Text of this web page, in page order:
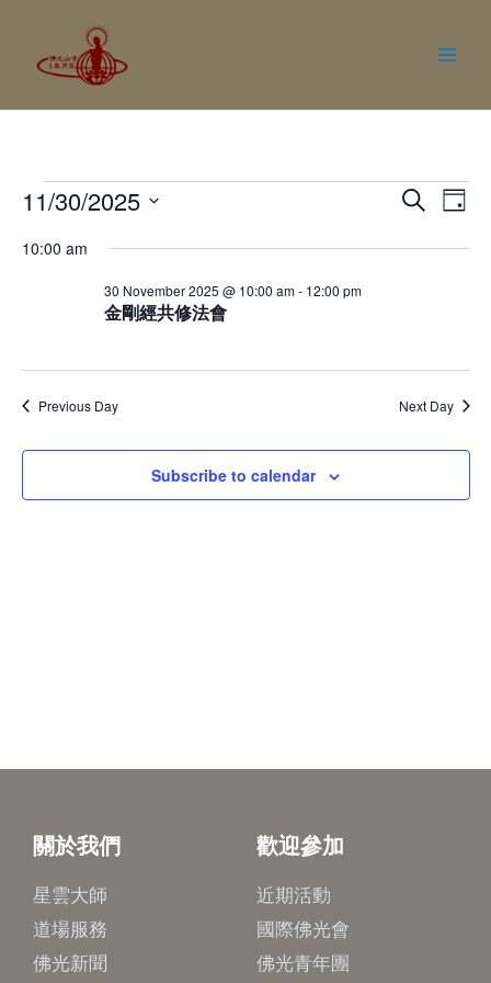
Events
Search
Day
11/30/2025
date.
10:00 am
金剛經共修法會
30 November 2025 @ 10:00 am- 12:00 pm
Previous Day Next Day
Subscribe to calendar
關於我們
星雲大師
道場服務
佛光新聞
歡迎參加
近期活動
國際佛光會
佛光青年團